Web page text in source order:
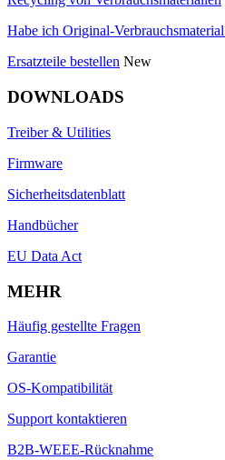
Habe ich Original-
Ersatzteile bestellen New
DOWNLOADS
Treiber & Utilities
Firmware
Sicherheitsdatenblatt
Handbücher
EU Data Act
MEHR
Häufig gestellte Fragen
Garantie
OS-Kompatibilität
Support kontaktieren
B2B-WEEE-Rücknahme